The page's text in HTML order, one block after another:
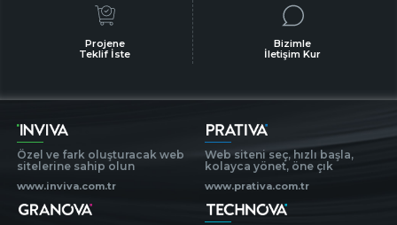
Projene
Teklif İste
Bizimle
İletişim Kur
Özel ve fark oluşturacak web
sitelerine sahip olun
www.inviva.com.tr
Web siteni seç, hızlı başla,
kolayca yönet, öne çık
www.prativa.com.tr